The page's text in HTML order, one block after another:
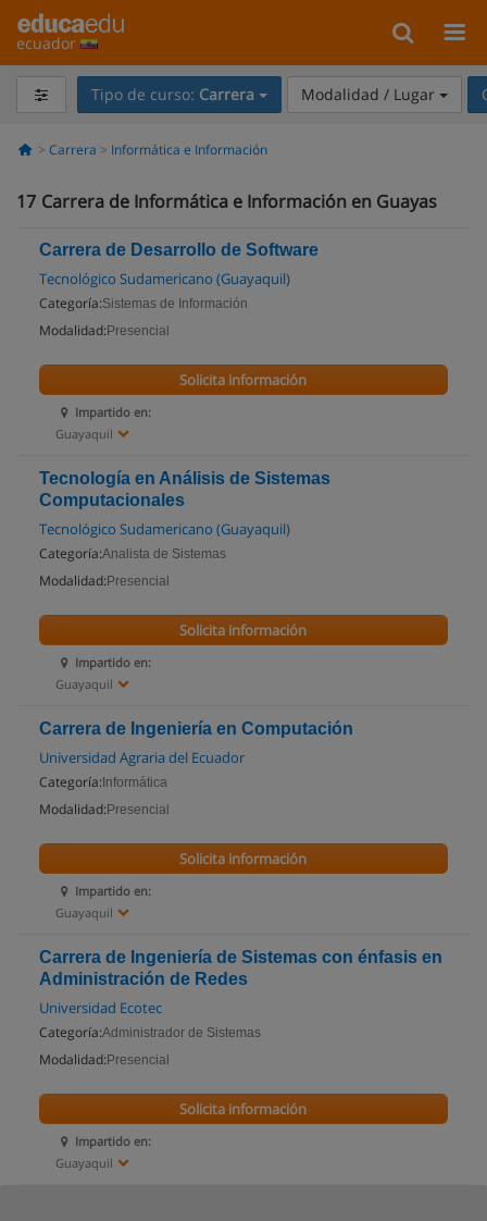
ecuador
Tipo de curso: Carrera Modalidad / Lugar
Carrera Informática e Información
17 Carrera de Informática e Información en Guayas
Carrera de Desarrollo de Software
Tecnológico Sudamericano (Guayaquil)
Categoría:Sistemas de Información
Modalidad: Presencial
Impartido en:
Guayaquil
Solicita información
Tecnología en Análisis de Sistemas
Computacionales
Tecnológico Sudamericano (Guayaquil)
Categoría:Analista de Sistemas
Modalidad: Presencial
Impartido en:
Guayaquil
Solicita información
Carrera de Ingeniería en Computación
Universidad Agraria del Ecuador
Categoría: Informática
Modalidad: Presencial
Impartido en:
Guayaquil
Solicita información
Carrera de Ingeniería de Sistemas con énfasis en
Administración de Redes
Universidad Ecotec
Categoría:Administrador de Sistemas
Modalidad: Presencial
Impartido en:
Guayaquil
Solicita información